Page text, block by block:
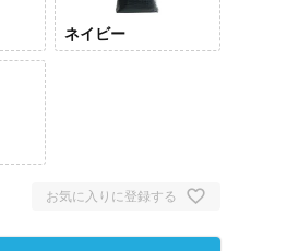
ネイビー
お気に入りに登録する